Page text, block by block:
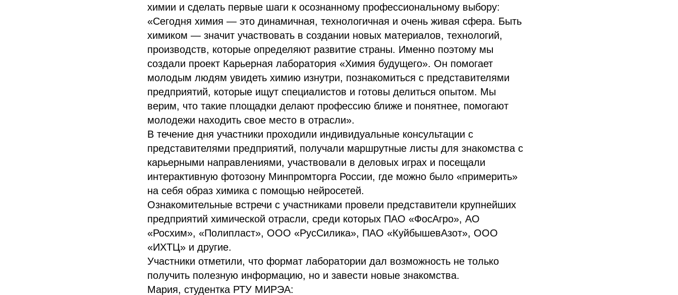
химии и сделать первые шаги к осознанному профессиональному выбору:
«Сегодня химия — это динамичная, технологичная и очень живая сфера. Быть
химиком — значит участвовать в создании новых материалов, технологий,
производств, которые определяют развитие страны. Именно поэтому мы
создали проект Карьерная лаборатория «Химия будущего». Он помогает
молодым людям увидеть химию изнутри, познакомиться с представителями
предприятий, которые ищут специалистов и готовы делиться опытом. Мы
верим, что такие площадки делают профессию ближе и понятнее, помогают
молодежи находить свое место в отрасли».
В течение дня участники проходили индивидуальные консультации с
представителями предприятий, получали маршрутные листы для знакомства с
карьерными направлениями, участвовали в деловых играх и посещали
интерактивную фотозону Минпромторга России, где можно было «примерить»
на себя образ химика с помощью нейросетей.
Ознакомительные встречи с участниками провели представители крупнейших
предприятий химической отрасли, среди которых ПАО «ФосАгро», АО
«Росхим», «Полипласт», ООО «РусСилика», ПАО «КуйбышевАзот», ООО
«ИХТЦ» и другие.
Участники отметили, что формат лаборатории дал возможность не только
получить полезную информацию, но и завести новые знакомства.
Мария, студентка РТУ МИРЭА: